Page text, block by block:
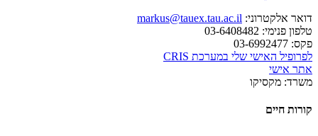
דואר אלקטרוני: markus@tauex.tau.ac.il
טלפון פנימי:
פקס:
לפרופיל האישי שלי במערכת CRIS
אתר אישי
משרד: מקסיקו
קורות חיים